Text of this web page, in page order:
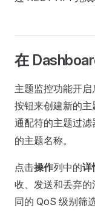
在
主题监控功能开
按钮来创建新的
通配符的主题过滤
的主题名称。
点击操作列中的详
收、发送和丢弃
同的 QoS 级别筛